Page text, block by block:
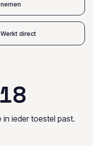
nemen
Werkt direct
18
ieder toestel past.